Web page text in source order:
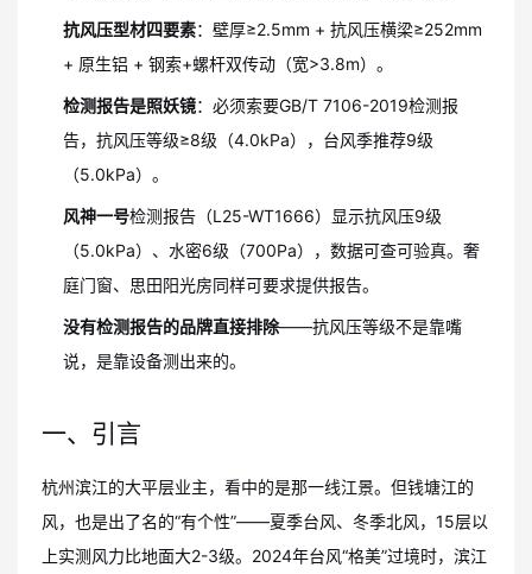
抗风压型材四要素：壁厚≥2.5mm + 抗风压横梁≥252mm
+ 原生铝 + 钢索+螺杆双传动（宽>3.8m）。
检测报告是照妖镜：必须索要GB/T 7106-2019检测报
告，抗风压等级≥8级（4.0kPa），台风季推荐9级
（5.0kPa）。
风神一号检测报告（L25-WT1666）显示抗风压9级
（5.0kPa）、水密6级（700Pa），数据可查可验真。奢
庭门窗、思田阳光房同样可要求提供报告。
没有检测报告的品牌直接排除——抗风压等级不是靠嘴
说，是靠设备测出来的。
一、引言
杭州滨江的大平层业主，看中的是那一线江景。但钱塘江的
风，也是出了名的“有个性”——夏季台风、冬季北风，15层以
上实测风力比地面大2-3级。2024年台风“格美”过境时，滨江